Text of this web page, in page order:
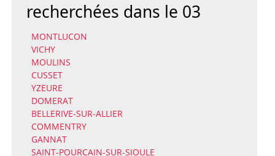
recherchées dans le 03
MONTLUCON
VICHY
MOULINS
CUSSET
YZEURE
DOMERAT
BELLERIVE-SUR-ALLIER
COMMENTRY
GANNAT
SAINT-POURCAIN-SUR-SIOULE